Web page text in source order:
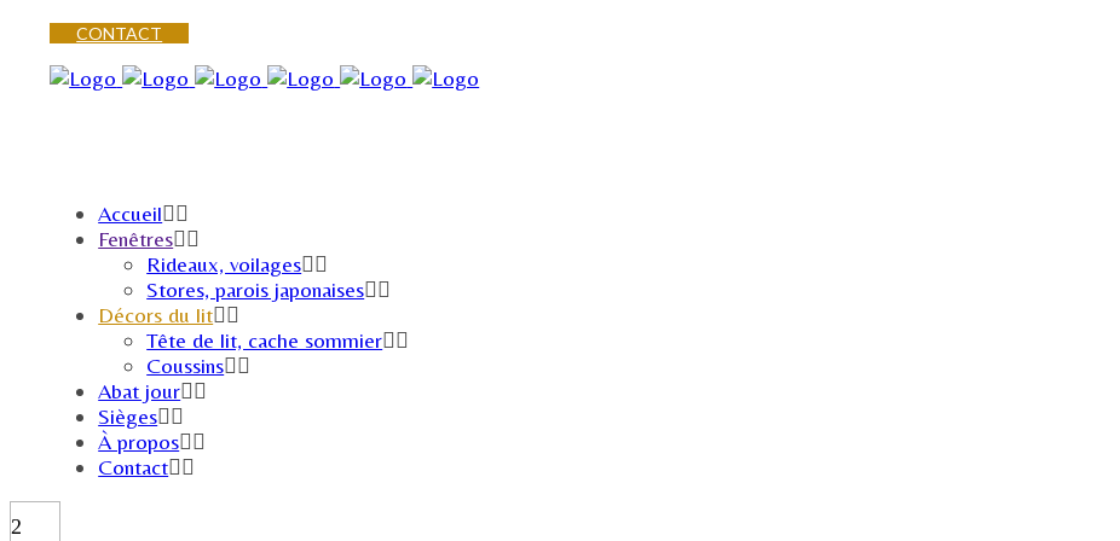
CONTACT
Accueil
Fenêtres
Rideaux, voilages
Stores, parois japonaises
Décors du lit
Tête de lit, cache sommier
Coussins
Abat jour
Sièges
À propos
Contact